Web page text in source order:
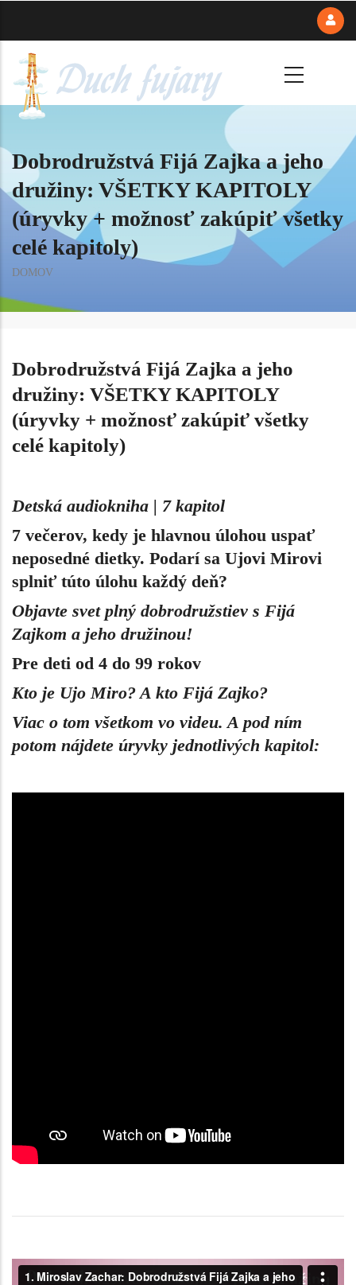
na
hlavný
obsah
Dobrodružstvá Fijá Zajka a jeho
družiny: VŠETKY KAPITOLY
(úryvky + možnosť zakúpiť všetky
celé kapitoly)
Omrvinka
DOMOV
Dobrodružstvá Fijá Zajka a jeho
družiny: VŠETKY KAPITOLY
(úryvky + možnosť zakúpiť všetky
celé kapitoly)
Detská audiokniha | 7 kapitol
7 večerov, kedy je hlavnou úlohou uspať
neposedné dietky. Podarí sa Ujovi Mirovi
splniť túto úlohu každý deň?
Objavte svet plný dobrodružstiev s Fijá
Zajkom a jeho družinou!
Pre deti od 4 do 99 rokov
Kto je Ujo Miro? A kto Fijá Zajko?
Viac o tom všetkom vo videu. A pod ním
potom nájdete úryvky jednotlivých kapitol: